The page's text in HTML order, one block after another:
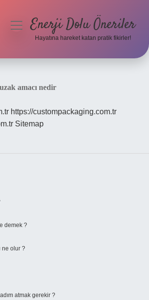
menüyüEnerji Dolu Öneriler
Hayatına hareket katan pratik fikirler!
amacı nedir
https://custompackaging.com.tr
Sitemap
demek ?
ne olur ?
atmak gerekir ?